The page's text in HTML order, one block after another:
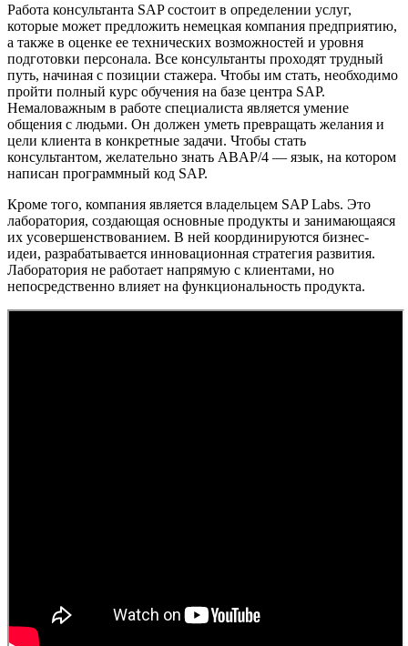
Работа консультанта SAP состоит в определении услуг,
которые может предложить немецкая компания предприятию,
а также в оценке ее технических возможностей и уровня
подготовки персонала. Все консультанты проходят трудный
путь, начиная с позиции стажера. Чтобы им стать, необходимо
пройти полный курс обучения на базе центра SAP.
Немаловажным в работе специалиста является умение
общения с людьми. Он должен уметь превращать желания и
цели клиента в конкретные задачи. Чтобы стать
консультантом, желательно знать ABAP/4 — язык, на котором
написан программный код SAP.
Кроме того, компания является владельцем SAP Labs. Это
лаборатория, создающая основные продукты и занимающаяся
их усовершенствованием. В ней координируются бизнес-
идеи, разрабатывается инновационная стратегия развития.
Лаборатория не работает напрямую с клиентами, но
непосредственно влияет на функциональность продукта.